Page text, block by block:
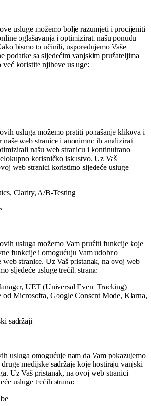
usluge možemo bolje razumjeti i procijeniti
oglašavanja i optimizirati našu ponudu
bismo to učinili, uspoređujemo Vaše
podatke sa sljedećim vanjskim pružateljima
već koristite njihove usluge:
usluga možemo pratiti ponašanje klikova i
naše web stranice i anonimno ih analizirati
našu web stranicu i kontinuirano
korisničko iskustvo. Uz Vaš
web stranici koristimo sljedeće usluge
Clarity, A/B-Testing
usluga možemo Vam pružiti funkcije koje
funkcije i omogućuju Vam udobno
web stranice. Uz Vaš pristanak, na ovoj web
sljedeće usluge trećih strana:
UET (Universal Event Tracking)
od Microsofta, Google Consent Mode, Klarna,
sadržaji
usluga omogućuje nam da Vam pokazujemo
medijske sadržaje koje hostiraju vanjski
Uz Vaš pristanak, na ovoj web stranici
usluge trećih strana: